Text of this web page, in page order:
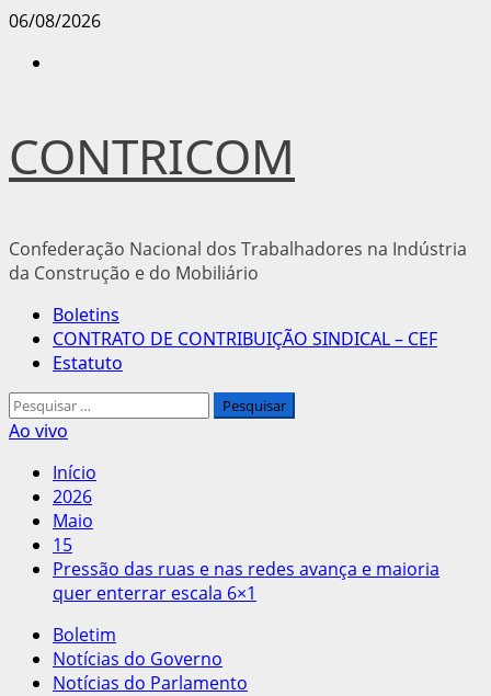
Avançar
06/08/2026
CONTRICOM
Confederação Nacional dos Trabalhadores na Indústria
da Construção e do Mobiliário
Menu
principal
Boletins
CONTRATO DE CONTRIBUIÇÃO SINDICAL – CEF
Estatuto
Pesquisar
por:
Ao vivo
Início
2026
Maio
15
Pressão das ruas e nas redes avança e maioria
quer enterrar escala 6×1
Boletim
Notícias do Governo
Notícias do Parlamento